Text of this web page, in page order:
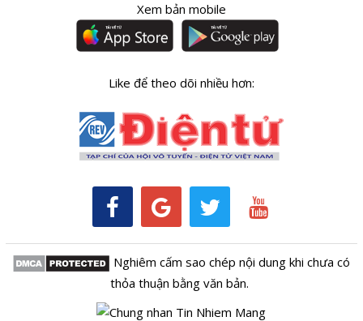
Xem bản mobile
Like để theo dõi nhiều hơn:
Nghiêm cấm sao chép nội dung khi chưa có
thỏa thuận bằng văn bản.